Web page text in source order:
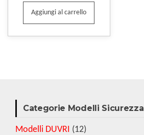
Aggiungi al carrello
Categorie Modelli Sicurezza
Modelli DUVRI (12)